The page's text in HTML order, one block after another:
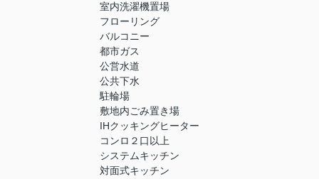
室内洗濯機置場
フローリング
バルコニー
都市ガス
公営水道
公共下水
駐輪場
敷地内ごみ置き場
IHクッキングヒーター
コンロ２口以上
システムキッチン
対面式キッチン